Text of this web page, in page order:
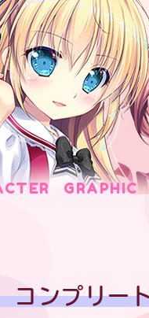
GRAPHIC
コンプリー